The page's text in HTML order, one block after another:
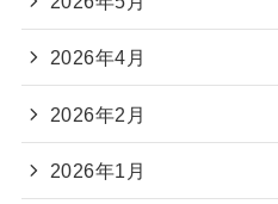
2026年4月
2026年2月
2026年1月